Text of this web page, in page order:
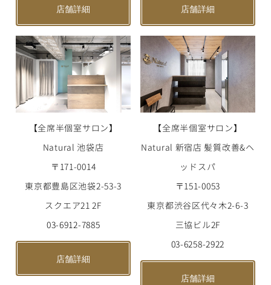
店舗詳細 店舗詳細
【全席半個室サロン】
Natural 池袋店
〒171-0014
東京都豊島区池袋2-53-3
スクエア21 2F
03-6912-7885
店舗詳細
【全席半個室サロン】
Natural 新宿店 髪質改善&ヘ
ッドスパ
〒151-0053
東京都渋谷区代々木2-6-3
三協ビル2F
03-6258-2922
店舗詳細